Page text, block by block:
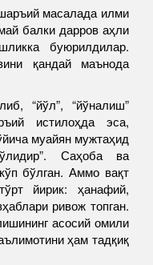
масалада илми
балки дарров аҳли
буюрилдилар.
қандай маънода
“йўл”, “йўналиш”
истилоҳда эса,
муайян мужтаҳид
Саҳоба ва
бўлган. Аммо вақт
йирик: ҳанафий,
ривож топган.
асосий омили
ҳам тадқиқ